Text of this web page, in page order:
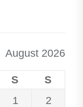
August 2026
S
S
1
2